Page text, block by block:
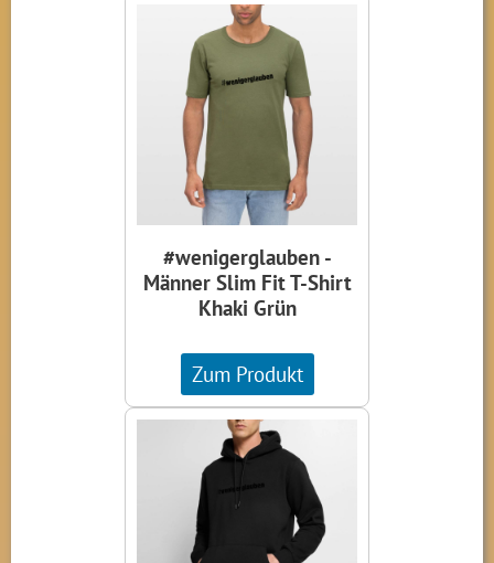
#wenigerglauben -
Männer Slim Fit T-Shirt
Khaki Grün
Zum Produkt